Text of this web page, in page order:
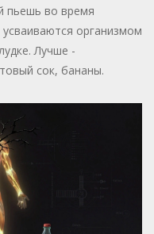
пьешь во время
организмом
Лучше -
сок, бананы.